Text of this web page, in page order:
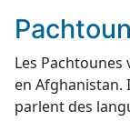
Les
en Afghanistan.
parlent des